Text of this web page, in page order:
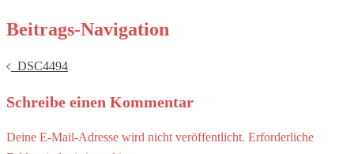
Beitrags-Navigation
_DSC4494
Schreibe einen Kommentar
Deine E-Mail-Adresse wird nicht veröffentlicht. Erforderliche